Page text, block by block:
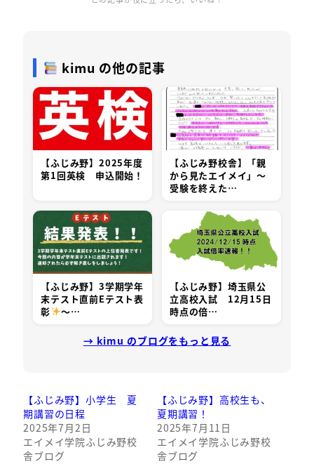
kimu の他の記事
【ふじみ野】2025年度
第1回英検 申込開始！
【ふじみ野校舎】「親
から見たエイメイ」～
受験を終えた…
【ふじみ野】3学期学年
末テスト直前Eテスト表
彰
️～…
【ふじみ野】埼玉県公
立高校入試 12月15日
時点の倍…
→ kimu のブログをもっと見る
【ふじみ野】小学生 夏
期講習の日程
2025年7月2日
エイメイ学院ふじみ野校
舎ブログ
【ふじみ野】高校生も、
夏期講習！
2025年7月11日
エイメイ学院ふじみ野校
舎ブログ